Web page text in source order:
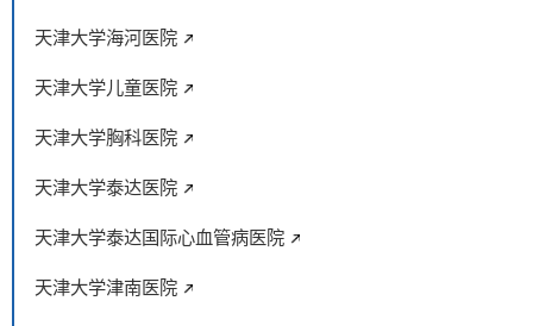
天津大学海河医院
天津大学儿童医院
天津大学胸科医院
天津大学泰达医院
天津大学泰达国际心血管病医院
天津大学津南医院